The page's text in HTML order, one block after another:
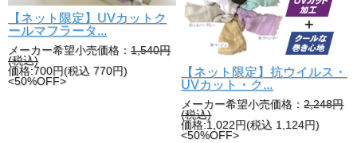
【ネット限定】UVカットク
ールマフラータ...
メーカー希望小売価格： 1,540円
(税込)
価格:700円(税込 770円)
<50%OFF>
【ネット限定】抗ウイルス・
UVカット・ク...
メーカー希望小売価格：2,248円
(税込)
価格:1,022円(税込 1,124円)
<50%OFF>